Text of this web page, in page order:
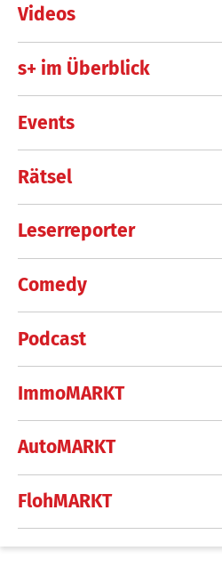
Videos
s+ im Überblick
Events
Rätsel
Leserreporter
Comedy
Podcast
ImmoMARKT
AutoMARKT
FlohMARKT